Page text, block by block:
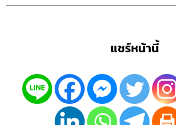
แชร์หน้านี้